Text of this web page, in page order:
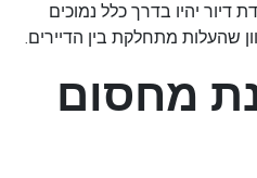
דיור יהיו בדרך כלל נמוכים
שהעלות מתחלקת בין הדיירים.
מחסום